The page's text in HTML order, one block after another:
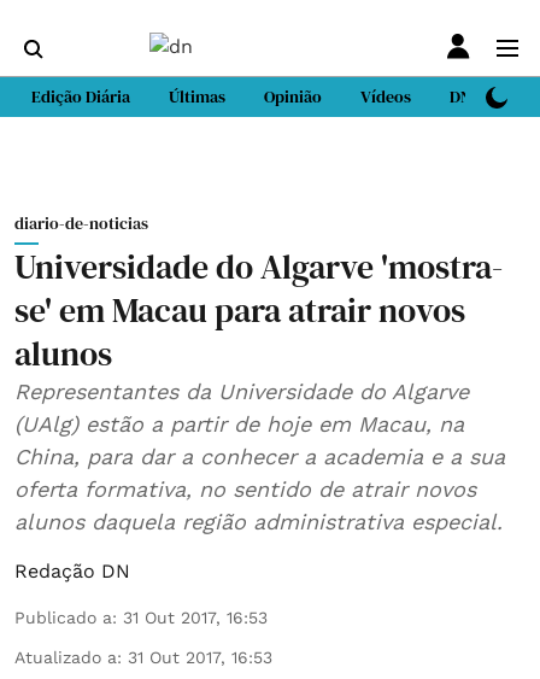
Edição Diária Últimas Opinião Vídeos DN Sport
diario-de-noticias
Universidade do Algarve 'mostra-
se' em Macau para atrair novos
alunos
Representantes da Universidade do Algarve
(UAlg) estão a partir de hoje em Macau, na
China, para dar a conhecer a academia e a sua
oferta formativa, no sentido de atrair novos
alunos daquela região administrativa especial.
Redação DN
Publicado a: 31 Out 2017, 16:53
Atualizado a: 31 Out 2017, 16:53